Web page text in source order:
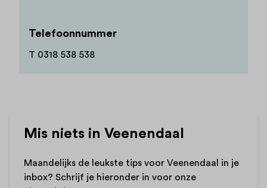
Telefoonnummer
T 0318 538 538
Mis niets in Veenendaal
Maandelijks de leukste tips voor Veenendaal in je
inbox? Schrijf je hieronder in voor onze